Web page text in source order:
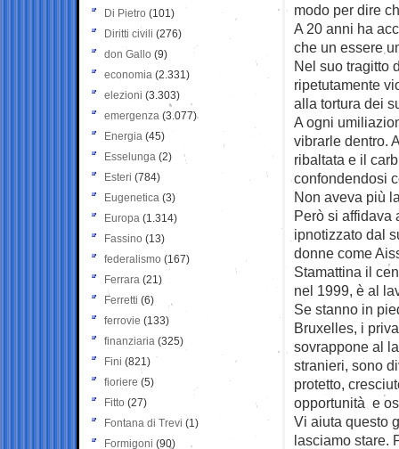
modo per dire
A 20 anni ha
che un essere
Nel suo tragitto
ripetutamente
alla tortura dei
A ogni
vibrarle dentro.
ribaltata e il
confondendosi
Non aveva più
Però si affidava
ipnotizzato dal
donne come
Stamattina il
nel 1999, è al
Se stanno in
Bruxelles, i
sovrappone al
stranieri, sono
protetto,
opportunità e
Vi aiuta questo
lasciamo stare.
Di Pietro (101)
Diritti civili (276)
don Gallo (9)
economia (2.331)
elezioni (3.303)
emergenza (3.077)
Energia (45)
Esselunga (2)
Esteri (784)
Eugenetica (3)
Europa (1.314)
Fassino (13)
federalismo (167)
Ferrara (21)
Ferretti (6)
ferrovie (133)
finanziaria (325)
Fini (821)
fioriere (5)
Fitto (27)
Fontana di Trevi (1)
Formigoni (90)